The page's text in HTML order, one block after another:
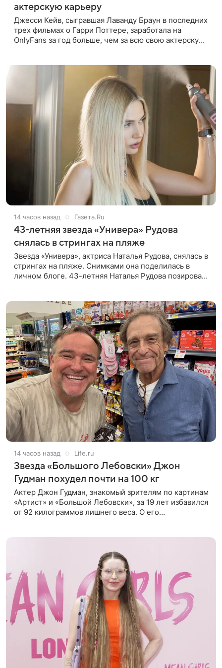
актерскую карьеру
Джесси Кейв, сыгравшая Лаванду Браун в последних
трех фильмах о Гарри Поттере, заработала на
OnlyFans за год больше, чем за всю свою актерскую
14 часов назад Газета.Ru
43-летняя звезда «Универа» Рудова
снялась в стрингах на пляже
Звезда «Универа», актриса Наталья Рудова, снялась в
стрингах на пляже. Снимками она поделилась в
личном блоге. 43-летняя Наталья Рудова позировала
14 часов назад Life.ru
Звезда «Большого Лебовски» Джон
Гудман похудел почти на 100 кг
Актер Джон Гудман, знакомый зрителям по картинам
«Артист» и «Большой Лебовски», за 19 лет избавился
от 92 килограммов лишнего веса. О его